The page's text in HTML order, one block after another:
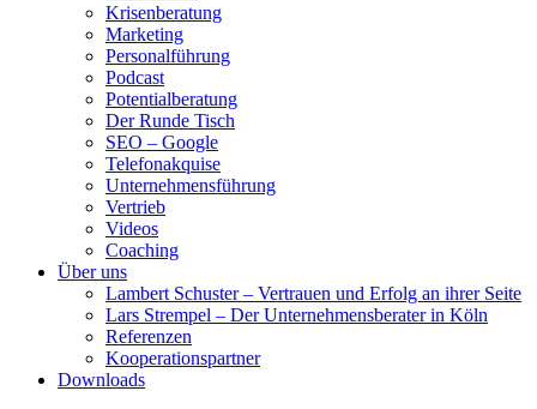
Krisenberatung
Marketing
Personalführung
Podcast
Potentialberatung
Der Runde Tisch
SEO – Google
Telefonakquise
Unternehmensführung
Vertrieb
Videos
Coaching
Über uns
Lambert Schuster – Vertrauen und Erfolg an ihrer Seite
Lars Strempel – Der Unternehmensberater in Köln
Referenzen
Kooperationspartner
Downloads